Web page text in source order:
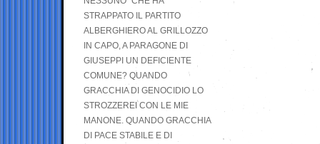
STRAPPATO IL PARTITO
ALBERGHIERO AL GRILLOZZO
IN CAPO, A PARAGONE DI
GIUSEPPI UN DEFICIENTE
COMUNE? QUANDO
GRACCHIA DI GENOCIDIO LO
STROZZEREI CON LE MIE
MANONE. QUANDO GRACCHIA
DI PACE STABILE E DI